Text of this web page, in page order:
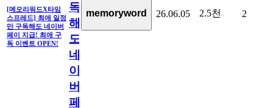
[메모리워드X타임
스프레드] 최애 일정
만 구독해도 네이버
페이 지급! 최애 구
독 이벤트 OPEN!
독
해
도
네
이
버
페
memoryword 26.06.05 2.5천 2